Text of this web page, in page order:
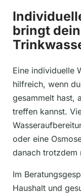
bringt
Eine individuelle
hilfreich, wenn
gesammelt hast,
treffen kannst.
oder eine
danach trotzdem
Im
Haushalt und